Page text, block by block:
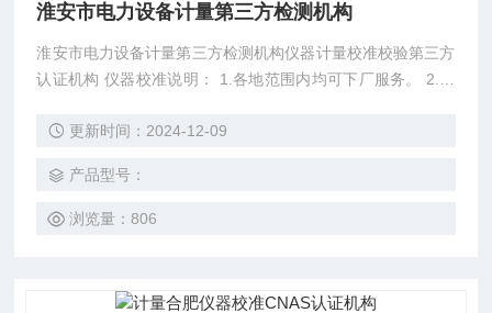
淮安市电力设备计量第三方检测机构
淮安市电力设备计量第三方检测机构仪器计量校准校验第三方
认证机构 仪器校准说明： 1.各地范围内均可下厂服务。 2.计
岗 3.我机构通过中国合格*评定认可委员会认可（华南实验室
5.校准过程中，仪器超差，给予免费开机调试
更新时间：2024-12-09
产品型号：
浏览量：806